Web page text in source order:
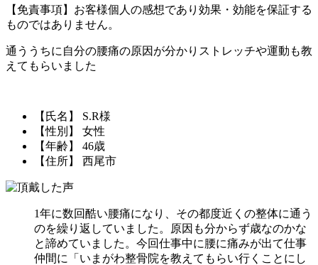
【免責事項】お客様個人の感想であり効果・効能を保証する
ものではありません。
通ううちに自分の腰痛の原因が分かりストレッチや運動も教
えてもらいました
【氏名】 S.R様
【性別】 女性
【年齢】 46歳
【住所】 西尾市
1年に数回酷い腰痛になり、その都度近くの整体に通う
のを繰り返していました。原因も分からず歳なのかな
と諦めていました。今回仕事中に腰に痛みが出て仕事
仲間に「いまがわ整骨院を教えてもらい行くことにし